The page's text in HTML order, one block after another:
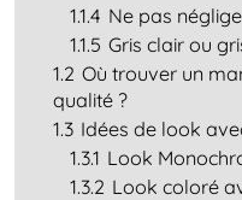
1.1.4 Ne pas
1.1.5 Gris clair ou
1.2 Où trouver un
qualité ?
1.3 Idées de look
1.3.1 Look
1.3.2 Look coloré